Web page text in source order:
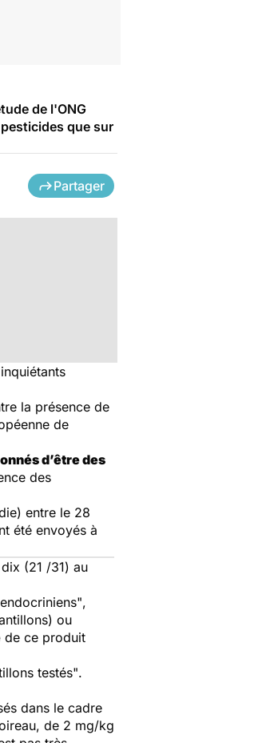
de l'ONG
que sur
Partager
la présence de
de
d’être des
des
entre le 28
été envoyés à
(21 /31) au
,
ou
de ce produit
testés".
dans le cadre
de 2 mg/kg